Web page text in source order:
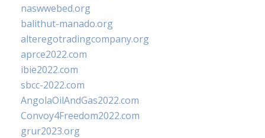
naswwebed.org
balithut-manado.org
alteregotradingcompany.org
aprce2022.com
ibie2022.com
sbcc-2022.com
AngolaOilAndGas2022.com
Convoy4Freedom2022.com
grur2023.org